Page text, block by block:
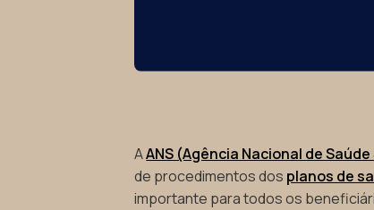
AANS (Agência Nacional de
de procedimentos dos planos de
importante para todos os